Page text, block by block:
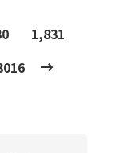
1,831